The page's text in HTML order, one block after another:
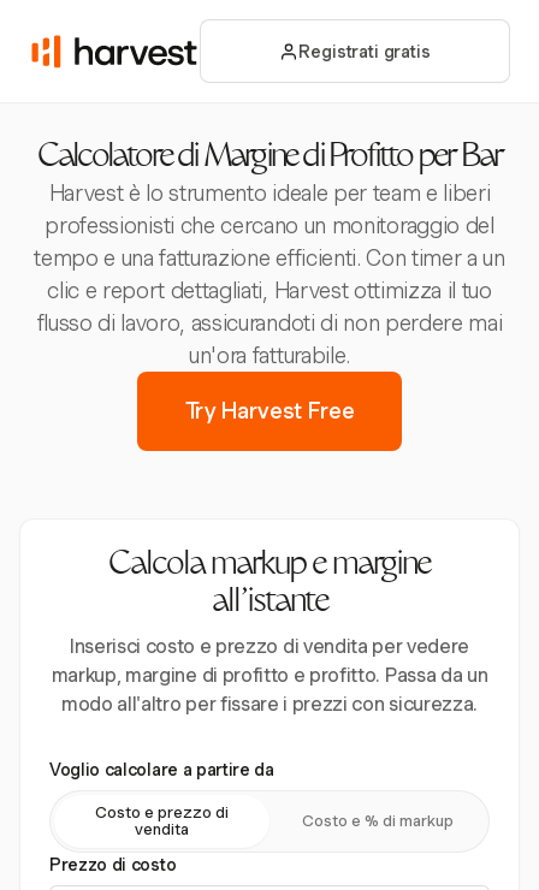
Registrati gratis
Calcolatore di Margine di Profitto per Bar
Harvest è lo strumento ideale per team e liberi
professionisti che cercano un monitoraggio del
tempo e una fatturazione efficienti. Con timer a un
clic e report dettagliati, Harvest ottimizza il tuo
flusso di lavoro, assicurandoti di non perdere mai
un'ora fatturabile.
Try Harvest Free
Calcola markup e margine
all'istante
Inserisci costo e prezzo di vendita per vedere
markup, margine di profitto e profitto. Passa da un
modo all'altro per fissare i prezzi con sicurezza.
Voglio calcolare a partire da
Costo e prezzo di
vendita
Costo e % di markup
Prezzo di costo